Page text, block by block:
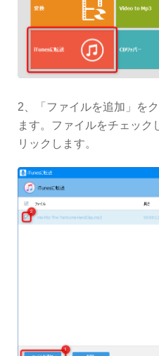
2、「ファイルを追加」を
ます。ファイルをチェック
リックします。